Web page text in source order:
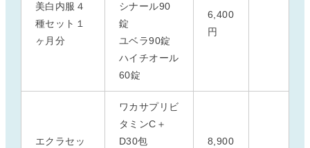
美白内服４
種セット１
ヶ月分
シナール90
錠
ユベラ90錠
ハイチオール
60錠
6,400
円
エクラセッ
ワカサプリビ
タミンC＋
D30包
8,900